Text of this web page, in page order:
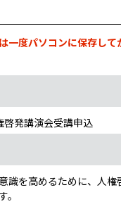
一度パソコンに保存して
発講演会受講申込
識を高めるために、人権